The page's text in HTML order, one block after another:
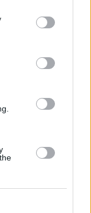
legg dem på
lunt i 1
10 minutter.
du trenger litt
Deigen skal
lage